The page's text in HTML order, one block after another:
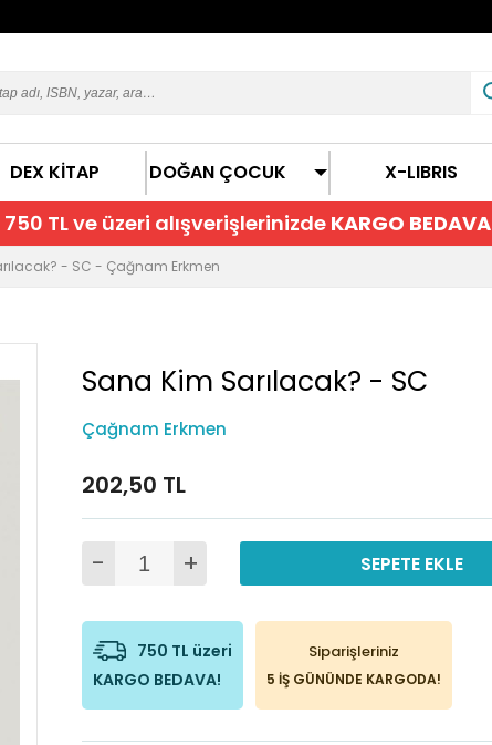
DEX KİTAP DOĞAN ÇOCUK X-LIBRIS
750 TL ve üzeri alışverişlerinizde KARGO BEDAVA
- SC - Çağnam Erkmen
Sana Kim Sarılacak? - SC
Çağnam Erkmen
202,50 TL
- + SEPETE EKLE
750 TL üzeri
KARGO BEDAVA!
Siparişleriniz
5 İŞ GÜNÜNDE KARGODA!